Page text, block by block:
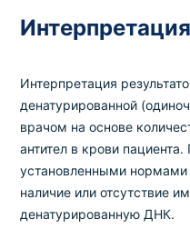
Интерпретация
денатурированной
врачом на основе
антител в крови
установленными нормами
наличие или отсутствие
денатурированную ДНК.